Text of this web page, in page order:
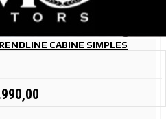
CABINE SIMPLES